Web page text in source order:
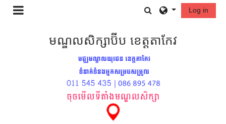
រំលងទៅកាន់មាតិកាមេ Toggle search
Log in
មណ្ឌលសិក្សាប៊ីប ខេត្តតាកែវ